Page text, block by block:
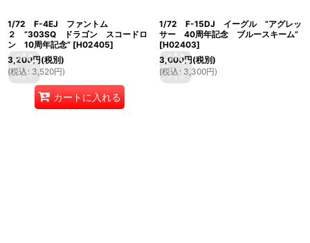
1/72 F-4EJ ファントム
２ ”303SQ ドラゴン スコードロ
ン 10周年記念” [H02405]
3,200円(税別)
(税込 : 3,520円)
カートに入れる
1/72 F-15DJ イーグル ”アグレッ
サー 40周年記念 ブルースキーム”
[H02403]
3,000円(税別)
(税込 : 3,300円)